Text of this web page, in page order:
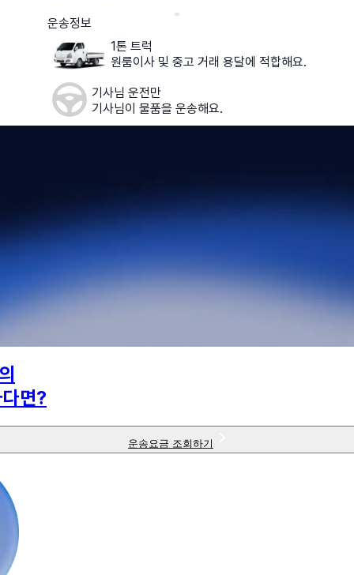
운송정보
1톤 트럭
원룸이사 및 중고 거래 용달에 적합해요.
기사님 운전만
기사님이 물품을 운송해요.
면?
운송요금 조회하기